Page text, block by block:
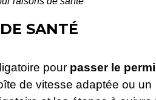
SANTÉ
pour passer le
de vitesse adaptée ou un